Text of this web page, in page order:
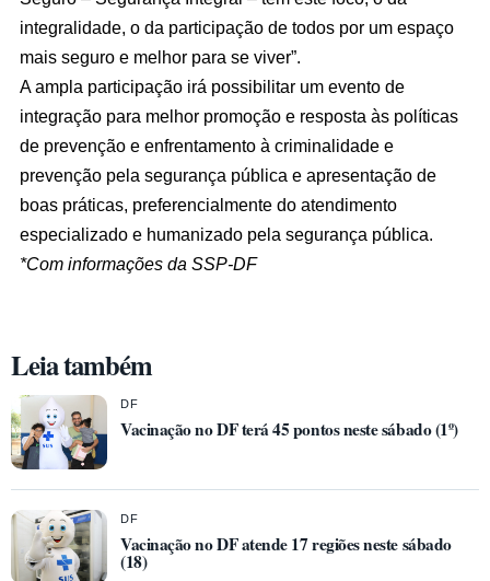
integralidade, o da participação de todos por um espaço
mais seguro e melhor para se viver”.
A ampla participação irá possibilitar um evento de
integração para melhor promoção e resposta às políticas
de prevenção e enfrentamento à criminalidade e
prevenção pela segurança pública e apresentação de
boas práticas, preferencialmente do atendimento
especializado e humanizado pela segurança pública.
*Com informações da SSP-DF
Leia também
DF
Vacinação no DF terá 45 pontos neste sábado (1º)
DF
Vacinação no DF atende 17 regiões neste sábado
(18)